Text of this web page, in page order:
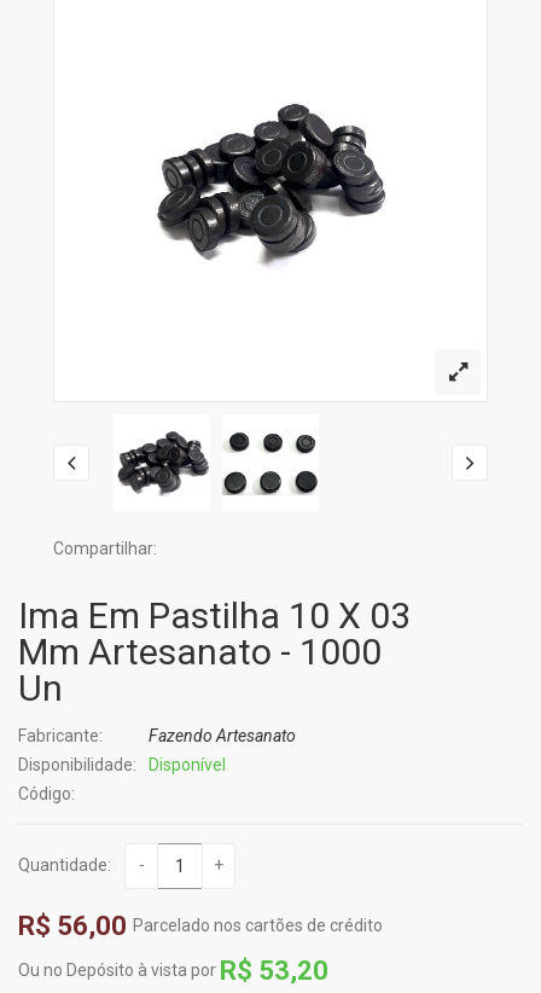
Compartilhar:
Ima Em Pastilha 10 X 03
Mm Artesanato - 1000
Un
Fabricante:
Fazendo Artesanato
Disponibilidade:
Disponível
Código:
Quantidade: - +
R$ 56,00 Parcelado nos cartões de crédito
Ou no Depósito à vista por R$ 53,20